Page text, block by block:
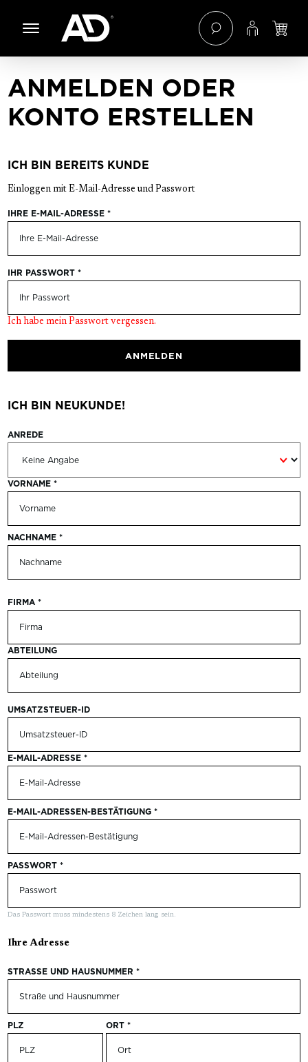
Hauptinhalt springen
Zur Navigation der B2B-Plattform springen
ANMELDEN ODER
KONTO ERSTELLEN
ICH BIN BEREITS KUNDE
Einloggen mit E-Mail-Adresse und Passwort
IHRE E-MAIL-ADRESSE *
IHR PASSWORT *
Ich habe mein Passwort vergessen.
ANMELDEN
ICH BIN NEUKUNDE!
Persönliche Informationen
ANREDE
VORNAME *
NACHNAME *
FIRMA *
ABTEILUNG
UMSATZSTEUER-ID
E-MAIL-ADRESSE *
E-MAIL-ADRESSEN-BESTÄTIGUNG *
PASSWORT *
Das Passwort muss mindestens 8 Zeichen lang sein.
Ihre Adresse
STRASSE UND HAUSNUMMER *
PLZ ORT*